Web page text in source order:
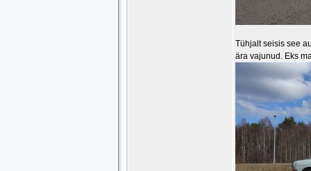
Tühjalt seisis see
ära vajunud. Eks